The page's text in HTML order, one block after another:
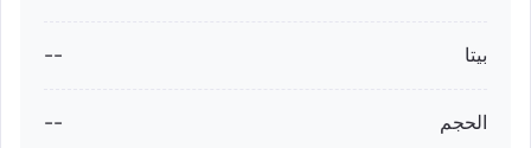
بيتا --
الحجم --